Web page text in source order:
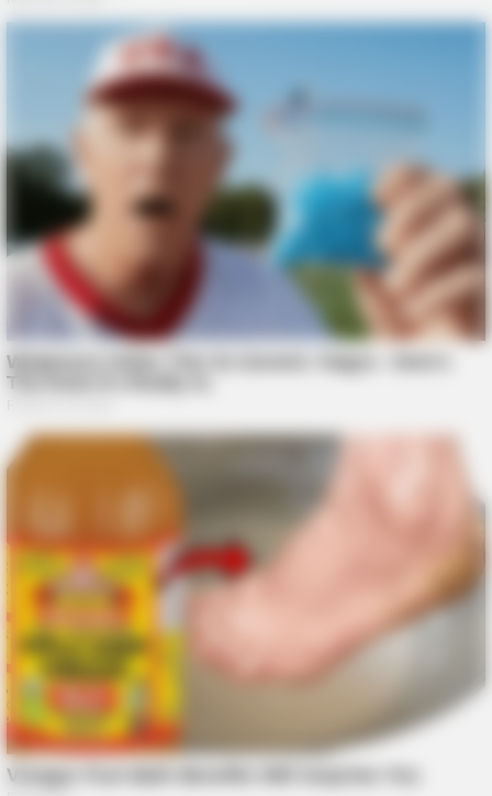
NERVE FLOW
Neuropathy Has Linked To A Common Habit. Do You Do It?
Doctors Use This Brain Age Test To Reveal Your True Age —